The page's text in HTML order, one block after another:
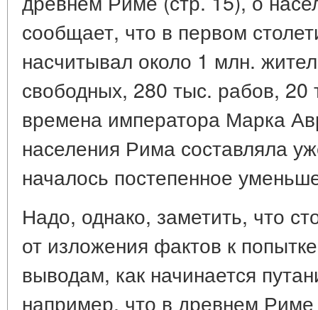
сообщает, что в первом
насчитывал около 1 млн.
свободных, 280 тыс. рабов, 20
времена императора Марка
населения Рима составляла
началось постепенное
Надо, однако, заметить, что
от изложения фактов к
выводам, как начинается
например, что в древнем